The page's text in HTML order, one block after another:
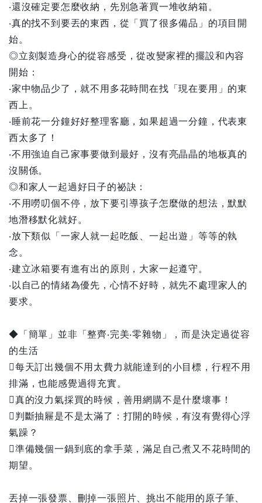
‧還沒確定要怎麼收納，先別急著買一堆收納箱。
‧真的找不到要丟的東西，從「買了很多備品」的項目開
始。
◎立刻製造身心的從容感受，從改變家裡的擺設和內容
開始：
‧家中物品少了，就不用多花時間在找「現在要用」的東
西上。
‧睡前花一分鐘好好整理客廳，如果超過一分鐘，代表東
西太多了！
‧不用強迫自己家事要做到最好，沒有亮晶晶的地板真的
沒關係。
◎和家人一起過好日子的祕訣：
‧不用嘮叨個不停，放下要引導孩子怎麼做的想法，默默
地潛移默化就好。
‧放下類似「一家人就一起吃飯、一起出遊」等等的執
念。
‧建立冰箱要有進有出的原則，大家一起遵守。
‧以自己的情緒為優先，心情不好時，就先不處理家人的
要求。
◆「簡單」並非「整齊‧完美‧零雜物」，而是決定過從容
的生活
每天訂出幾個不用太費力就能達到的小目標，行程不用
排滿，也能感覺過得充實。
真的沒力氣採買的時候，善用網購不是什麼壞事！
判斷抽屜是不是太滿了：打開的時候，有沒有覺得心浮
氣躁？
準備幾個一鍋到底的拿手菜，滿足自己煮又不花時間的
期望。
丟掉一張發票、刪掉一張照片、挑出不能用的原子筆、